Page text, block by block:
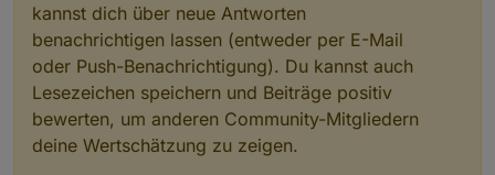
kannst dich über neue Antworten
benachrichtigen lassen (entweder per E-Mail
oder Push-Benachrichtigung). Du kannst auch
Lesezeichen speichern und Beiträge positiv
bewerten, um anderen Community-Mitgliedern
deine Wertschätzung zu zeigen.